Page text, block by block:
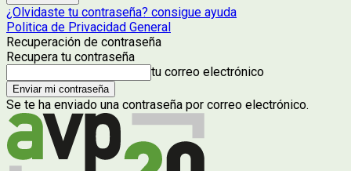
¿Olvidaste tu contraseña? consigue ayuda
Politica de Privacidad General
Recuperación de contraseña
Recupera tu contraseña
tu correo electrónico
Se te ha enviado una contraseña por correo electrónico.